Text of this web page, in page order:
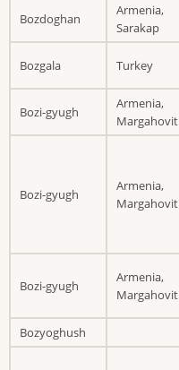
Bozdoghan
Armenia,
Sarakap
Bozgala Turkey
Bozi-gyugh
Armenia,
Margahovit
Bozi-gyugh
Armenia,
Margahovit
Bozi-gyugh
Armenia,
Margahovit
Bozyoghush